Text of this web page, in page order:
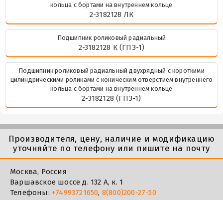
кольца с бортами на внутреннем кольце
2-3182128 ЛК
Подшипник роликовый радиальный
2-3182128 К (ГПЗ-1)
Подшипник роликовый радиальный двухрядный с короткими
цилиндрическими роликами с коническим отверстием внутреннего
кольца с бортами на внутреннем кольце
2-3182128 (ГПЗ-1)
Производителя, цену, наличие и модификацию
уточняйте по телефону или пишите на почту
Москва, Россия
Варшавское шоссе д. 132 А, к. 1
Телефоны: +74993721650, 8(800)200-27-50